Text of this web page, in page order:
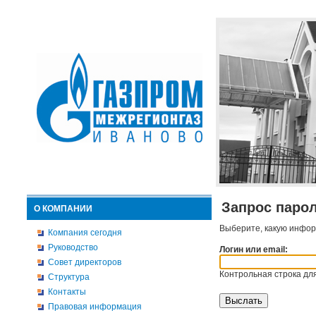
О КОМПАНИИ
Компания сегодня
Руководство
Совет директоров
Структура
Контакты
Правовая информация
Запрос
Выберите, какую
Логин или email:
Контрольная строка